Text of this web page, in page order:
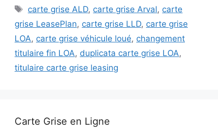
Étiquettes
carte grise ALD, carte grise Arval, carte
grise LeasePlan, carte grise LLD, carte grise
LOA, carte grise véhicule loué, changement
titulaire fin LOA, duplicata carte grise LOA,
titulaire carte grise leasing
Carte Grise en Ligne